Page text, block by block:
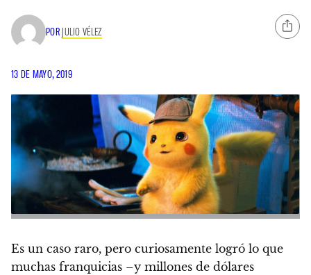
POR JULIO VÉLEZ
13 DE MAYO, 2019
Es un caso raro, pero curiosamente logró lo que
muchas franquicias –y millones de dólares